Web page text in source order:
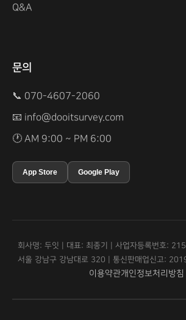
Q&A
문의
📞 070-4607-2060
📧 info@dooitsurvey.com
🕐 AM 9:00 ~ PM 6:00
App Store Google Play
회사명: 두잇 | 대표: 최종기 | 사업자등록번호:
서울 강남구 강남대로 320 | 통신판매업신고:
이용약관개인정보처리방침